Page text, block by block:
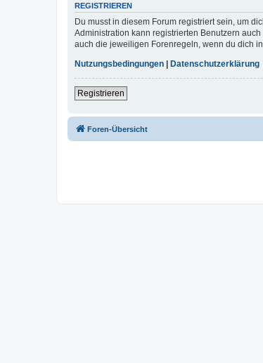
REGISTRIEREN
Du musst in diesem Forum registriert sein, um
Administration kann registrierten Benutzern
auch die jeweiligen Forenregeln, wenn du dich
Nutzungsbedingungen
Datenschutzerklärung
Registrieren
Foren-Übersicht